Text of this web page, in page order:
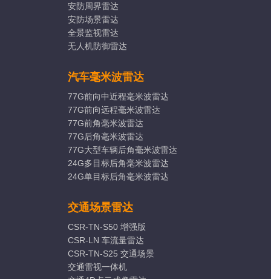
安防周界雷达
安防场景雷达
全景监视雷达
无人机防御雷达
汽车毫米波雷达
77G前向中近程毫米波雷达
77G前向远程毫米波雷达
77G前角毫米波雷达
77G后角毫米波雷达
77G大型车辆后角毫米波雷达
24G多目标后角毫米波雷达
24G单目标后角毫米波雷达
交通场景雷达
CSR-TN-S50 增强版
CSR-LN 车流量雷达
CSR-TN-S25 交通场景
交通雷视一体机